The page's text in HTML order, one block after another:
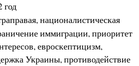
год
националистическая
иммиграции, приоритет
евроскептицизм,
Украины, противодействие